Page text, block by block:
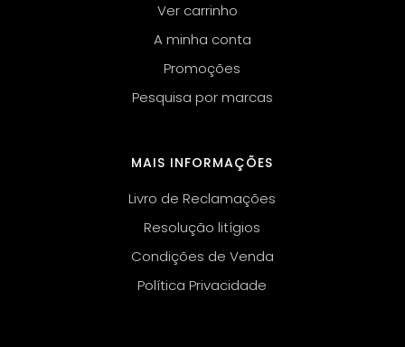
Ver carrinho
A minha conta
Promoções
Pesquisa por marcas
MAIS INFORMAÇÕES
Livro de Reclamações
Resolução litígios
Condições de Venda
Política Privacidade